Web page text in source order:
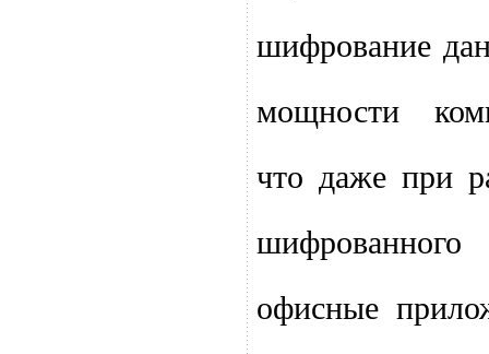
шифрование
мощности
что даже при
офисные